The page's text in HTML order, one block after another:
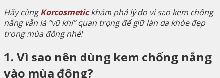
Hãy cùngKorcosmetickhám phá lý do vì sao kem chống
nắng vẫn là “vũ khí” quan trọng để giữ làn da khỏe đẹp
trong mùa đông nhé!
1. Vì sao nên dùng kem chống nắng
vào mùa đông?